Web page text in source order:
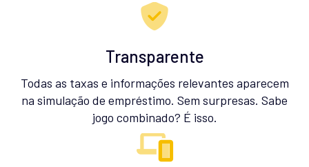
Transparente
Todas as taxas e informações relevantes aparecem
na simulação de empréstimo. Sem surpresas. Sabe
jogo combinado? É isso.